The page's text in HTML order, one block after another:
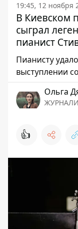
19:45, 12 ноября
В Киевском
сыграл
пианист
Пианисту
выступлении
Ольга
👍